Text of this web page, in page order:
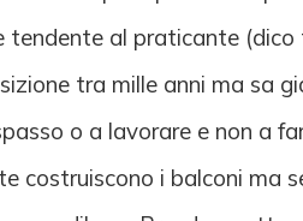
al praticante (dico
tra mille anni ma sa
o a lavorare e non a
i balconi ma